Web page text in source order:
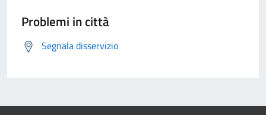
Problemi in città
Segnala disservizio